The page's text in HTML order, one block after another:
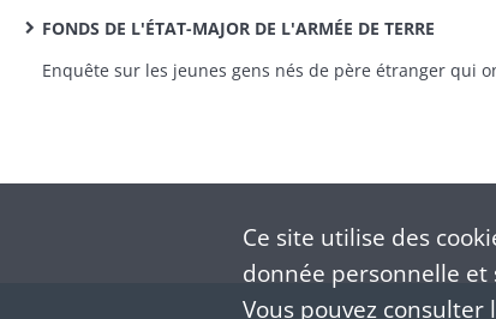
FONDS DE L'ÉTAT-MAJOR DE L'ARMÉE DE TERRE
Ce site utilise des
donnée personnelle
Vous pouvez consulter